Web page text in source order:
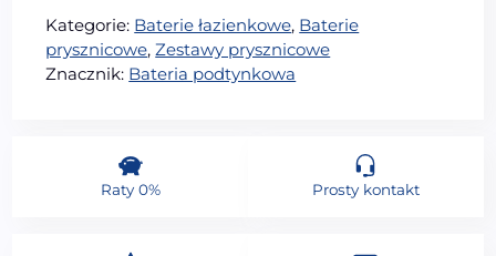
Kategorie: Baterie łazienkowe, Baterie
prysznicowe,Zestawy prysznicowe
Znacznik: Bateria podtynkowa
Raty 0% Prosty kontakt